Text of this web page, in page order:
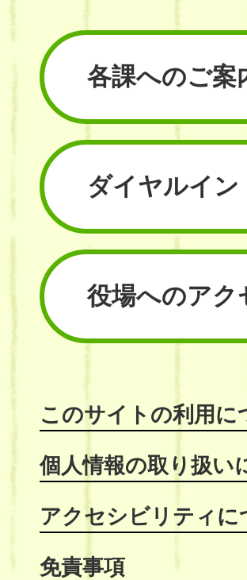
各課へのご案
ダイヤルイン
役場へのアク
このサイトの利用に
個人情報の取り扱い
アクセシビリティに
免責事項